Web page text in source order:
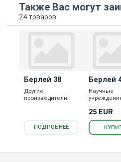
Также Вас могут
24 товаров
Берлей 38
Другие
производители
ПОДРОБНЕЕ
Берлей
Научные
25 EUR